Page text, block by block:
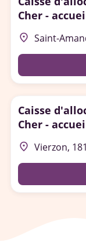
Cher -
place Saint-
Caisse
Cher -
place Vierzon,